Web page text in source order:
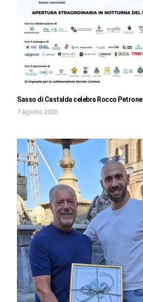
Sasso di Castalda celebra Rocco Petrone
7 Agosto 2026